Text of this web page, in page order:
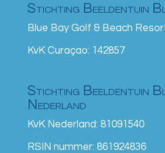
Stichting Beeldentuin
Blue Bay Golf & Beach
KvK Curaçao: 142857
Stichting Beeldentuin
Nederland
KvK Nederland: 81091540
RSIN nummer: 861924836